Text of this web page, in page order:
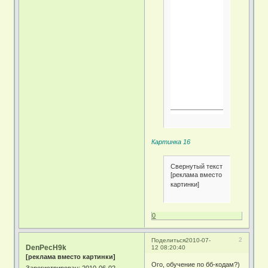
Картинка 16
Свернутый текст
[реклама вместо
картинки]
0
Поделиться 2
2010-07-
12 08:20:40
DenPecH9k
[реклама вместо картинки]
Ого, обучение по бб-кодам?)